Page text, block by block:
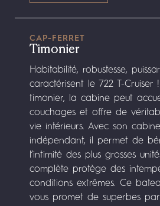
CAP-FERRET
Timonier
Habitabilité, robustesse,
caractérisent le 722 T-Cruiser
timonier, la cabine peut
couchages et offre de
vie intérieurs. Avec son
indépendant, il permet de
l’intimité des plus grosses
complète protège des
conditions extrêmes. Ce
vous promet de superbes